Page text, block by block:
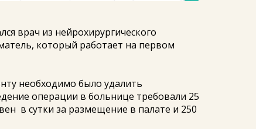
врач из нейрохирургического
который работает на первом
необходимо было удалить
операции в больнице требовали 25
в сутки за размещение в палате и 250